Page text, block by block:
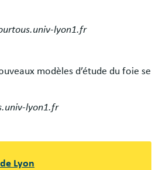
lyon1.fr
modèles d’étude du foie se
lyon1.fr
Lyon